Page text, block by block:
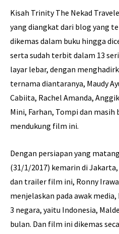
Kisah Trinity The Nekad
yang diangkat dari blog yang
dikemas dalam buku hingga
serta sudah terbit dalam 13
layar lebar, dengan
ternama diantaranya, Maudy
Cabiita, Rachel Amanda,
Mini, Farhan, Tompi dan
mendukung film ini.
Dengan persiapan yang
(31/1/2017) kemarin di
dan trailer film ini, Ronny
menjelaskan pada awak
3 negara, yaitu Indonesia,
bulan. Dan film ini dikemas